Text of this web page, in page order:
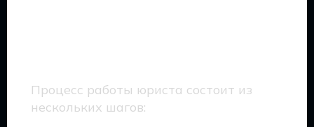
Процесс работы юриста состоит из
нескольких шагов: